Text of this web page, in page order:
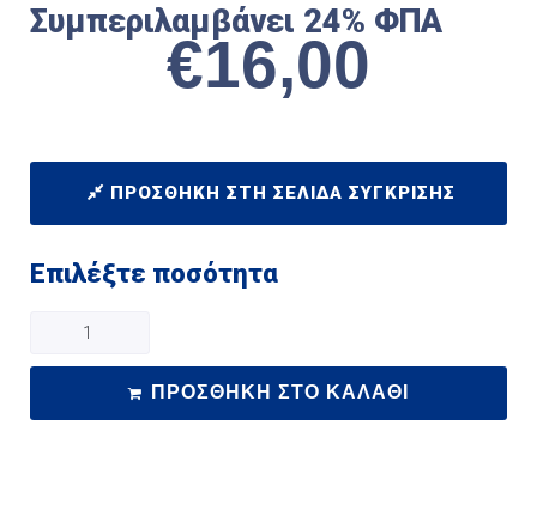
Συμπεριλαμβάνει 24% ΦΠΑ
€16,00
ΠΡΟΣΘΉΚΗ ΣΤΗ ΣΕΛΊΔΑ ΣΎΓΚΡΙΣΗΣ
Επιλέξτε ποσότητα
ΠΡΟΣΘΉΚΗ ΣΤΟ ΚΑΛΆΘΙ